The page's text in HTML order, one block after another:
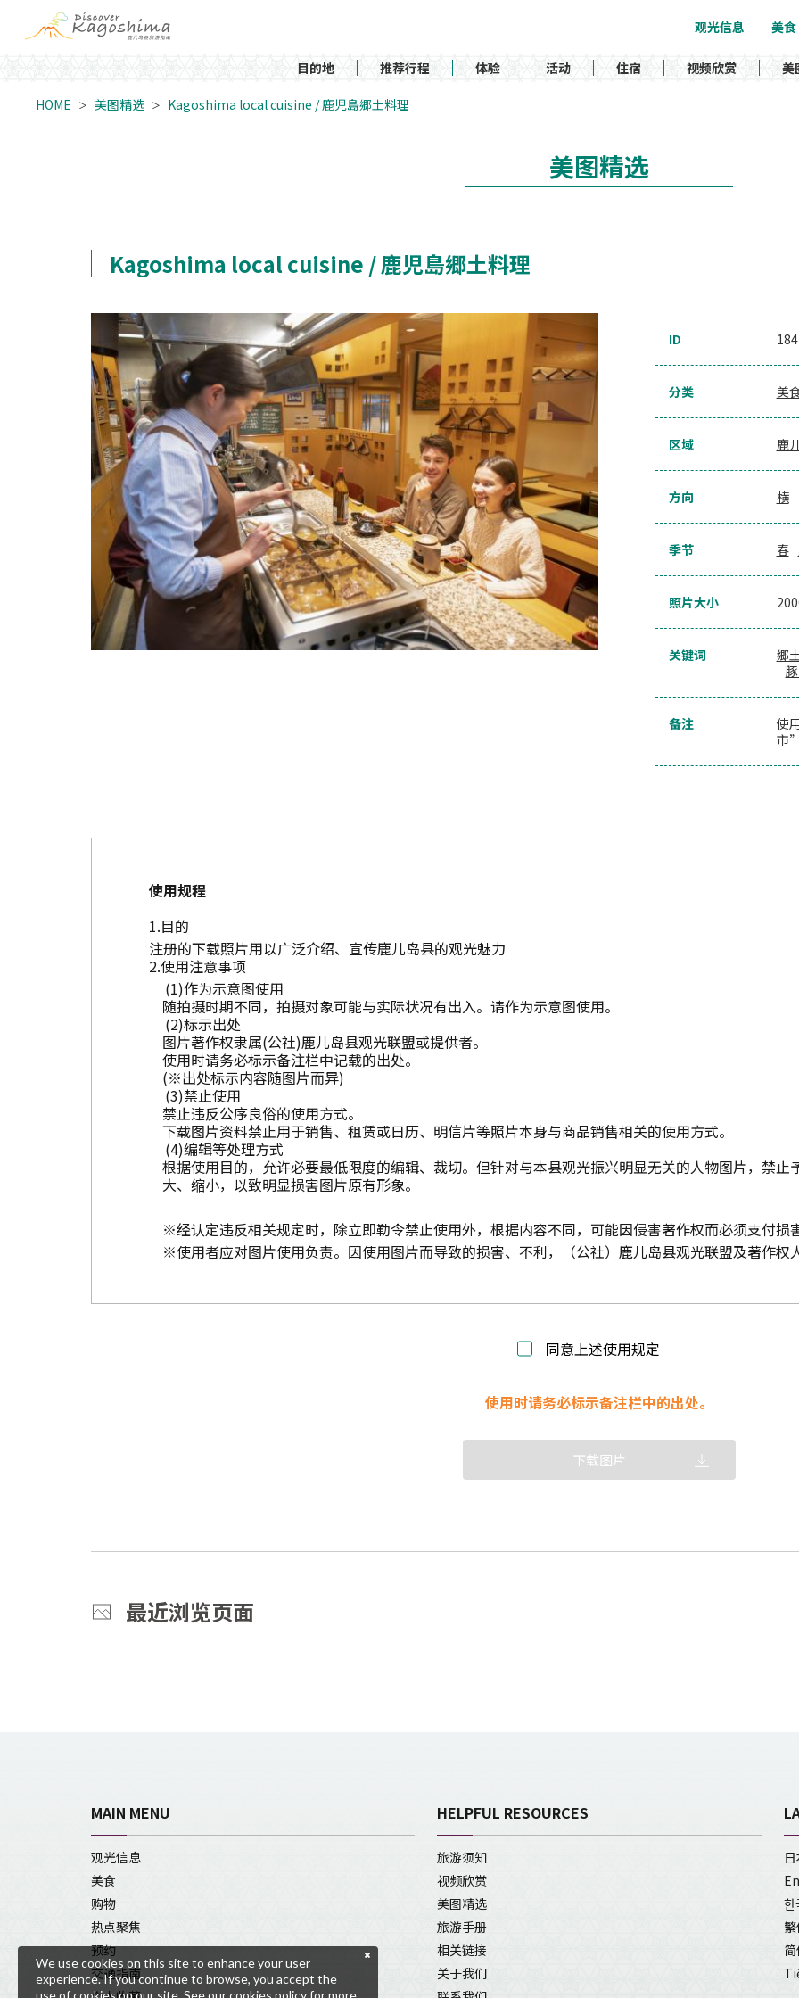
观光信息 美食
目的地 推荐行程 体验 活动 住宿 视频欣赏 美
HOME 美图精选 Kagoshima local cuisine / 鹿児島郷土料理
美图精选
Kagoshima local cuisine / 鹿児島郷土料理
ID
分类 美
区域 鹿
方向 横
季节 春
照片大小
关键词 郷
备注
使
市”
使用规程
目的
注册的下载照片用以广泛介绍、宣传鹿儿岛县的观光魅力
使用注意事项
作为示意图使用
随拍摄时期不同，拍摄对象可能与实际状况有出入。请作为示意图使用。
标示出处
图片著作权隶属(公社)鹿儿岛县观光联盟或提供者。
使用时请务必标示备注栏中记载的出处。
(※出处标示内容随图片而异)
禁止使用
禁止违反公序良俗的使用方式。
下载图片资料禁止用于销售、租赁或日历、明信片等照片本身与商品销售相关的使用方式。
编辑等处理方式
根据使用目的，允许必要最低限度的编辑、裁切。但针对与本县观光振兴明显无关的人物图片，禁
大、缩小，以致明显损害图片原有形象。
※经认定违反相关规定时，除立即勒令禁止使用外，根据内容不同，可能因侵害著作权而必须支付损
※使用者应对图片使用负责。因使用图片而导致的损害、不利，（公社）鹿儿岛县观光联盟及著作权
同意上述使用规定
使用时请务必标示备注栏中的出处。
下载图片
最近浏览页面
MAIN MENU
观光信息
美食
购物
热点聚焦
预约
交通指南
HELPFUL RESOURCES
旅游须知
视频欣赏
美图精选
旅游手册
相关链接
关于我们
한
We use cookies on this site to enhance your user
experience. If you continue to browse, you accept the
use of cookies on our site. See ourcookies policyfor more